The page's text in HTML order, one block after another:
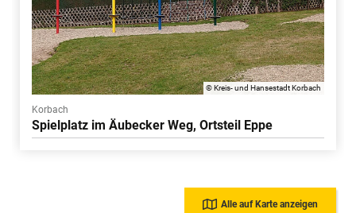
© Kreis- und Hansestadt Korbach
Korbach
Spielplatz im Äubecker Weg, Ortsteil Eppe
Alle auf Karte anzeigen